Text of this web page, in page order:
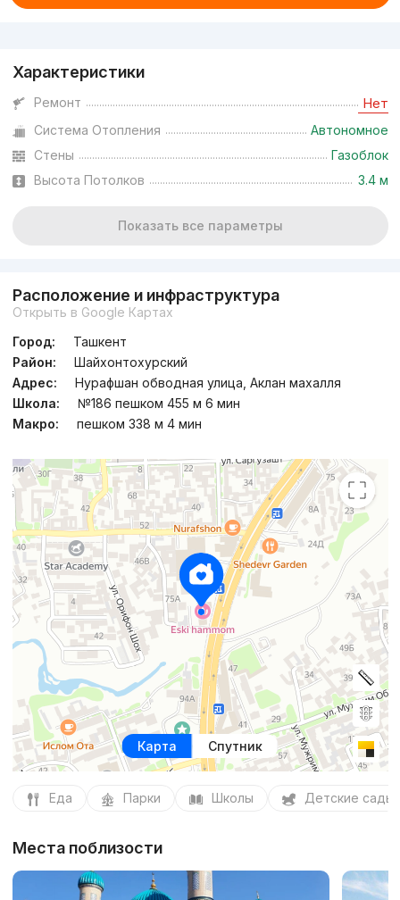
Характеристики
Ремонт Нет
Система Отопления
Автономное
Стены
Газоблок
Высота Потолков
3.4 м
Показать все параметры
Расположение и инфраструктура
Открыть в Google Картах
Город:
Ташкент
Район:
Шайхонтохурский
Адрес:
Нурафшан обводная улица, Аклан махалля
Школа:
№186 пешком 455 м 6 мин
Макро:
пешком 338 м 4 мин
Карта Спутник
Еда Парки Школы Детские сады
Места поблизости